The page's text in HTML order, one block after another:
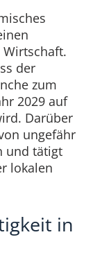
der
zum
2029 auf
Darüber
ungefähr
und tätigt
lokalen
in